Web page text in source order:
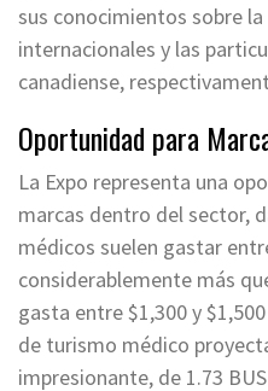
sus conocimientos sobre
internacionales y las
canadiense,
Oportunidad para
La Expo representa una
marcas dentro del sector,
médicos suelen gastar
considerablemente más
gasta entre $1,300 y
de turismo médico
impresionante, de 1.73